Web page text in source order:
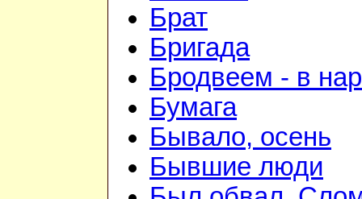
Брат
Бригада
Бродвеем - в
Бумага
Бывало, осень
Бывшие люди